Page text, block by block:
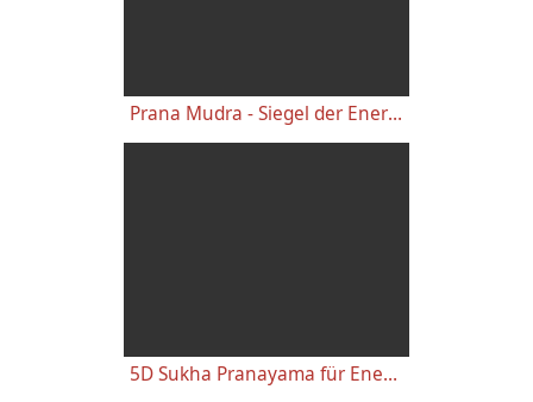
Prana Mudra - Siegel der Energie - Finger-Mudras Teil 65
5D Sukha Pranayama für Energieübertragung - Kurze Praxis Pranayama